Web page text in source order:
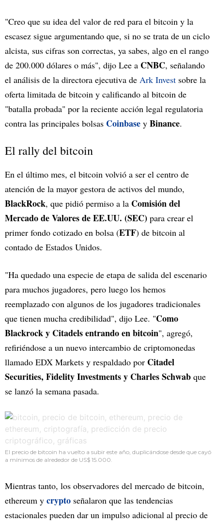
"Creo que su idea del valor de red para el bitcoin y la
escasez sigue argumentando que, si no se trata de un ciclo
alcista, sus cifras son correctas, ya sabes, algo en el rango
de 200.000 dólares o más", dijo Lee a CNBC, señalando
el análisis de la directora ejecutiva de Ark Invest sobre la
oferta limitada de bitcoin y calificando al bitcoin de
"batalla probada" por la reciente acción legal regulatoria
contra las principales bolsas Coinbase y Binance.
El rally del bitcoin
En el último mes, el bitcoin volvió a ser el centro de
atención de la mayor gestora de activos del mundo,
BlackRock, que pidió permiso a la Comisión del
Mercado de Valores de EE.UU. (SEC) para crear el
primer fondo cotizado en bolsa (ETF) de bitcoin al
contado de Estados Unidos.
"Ha quedado una especie de etapa de salida del escenario
para muchos jugadores, pero luego los hemos
reemplazado con algunos de los jugadores tradicionales
que tienen mucha credibilidad", dijo Lee. "Como
Blackrock y Citadels entrando en bitcoin", agregó,
refiriéndose a un nuevo intercambio de criptomonedas
llamado EDX Markets y respaldado por Citadel
Securities, Fidelity Investments y Charles Schwab que
se lanzó la semana pasada.
El precio de bitcoin ha vuelto a subir este año, duplicándose desde que cayó
a mínimos de alrededor de US$ 15.000.
Mientras tanto, los observadores del mercado de bitcoin,
ethereum y crypto señalaron que las tendencias
estacionales pueden dar un impulso adicional al precio de